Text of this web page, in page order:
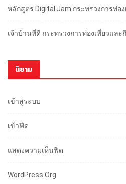
หลักสูตร Digital Jam กระทรวงการท่อ
เจ้าบ้านที่ดี กระทรวงการท่องเที่ยวและ
นิยาม
เข้าสู่ระบบ
เข้าฟีด
แสดงความเห็นฟีด
WordPress.org